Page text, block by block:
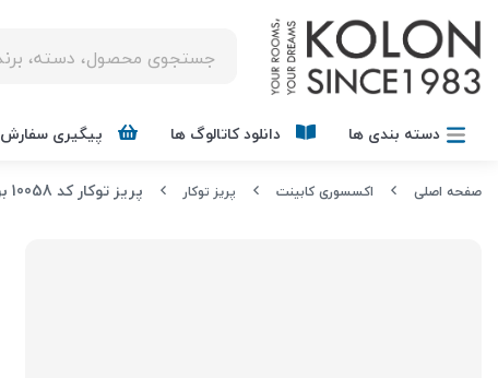
دسته بندی ها دانلود کاتالوگ ها پیگیری سفارش
صفحه اصلی اکسسوری کابینت پریز توکار پریز توکار کد 10058 برند ملونی